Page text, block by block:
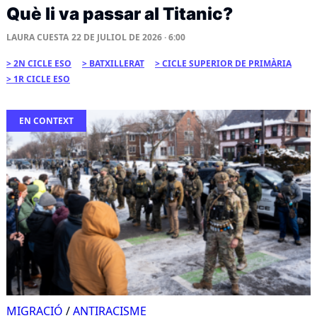
Què li va passar al Titanic?
LAURA CUESTA 22 DE JULIOL DE 2026 · 6:00
2N CICLE ESO BATXILLERAT
CICLE SUPERIOR DE PRIMÀRIA
1R CICLE ESO
EN CONTEXT
MIGRACIÓ /ANTIRACISME